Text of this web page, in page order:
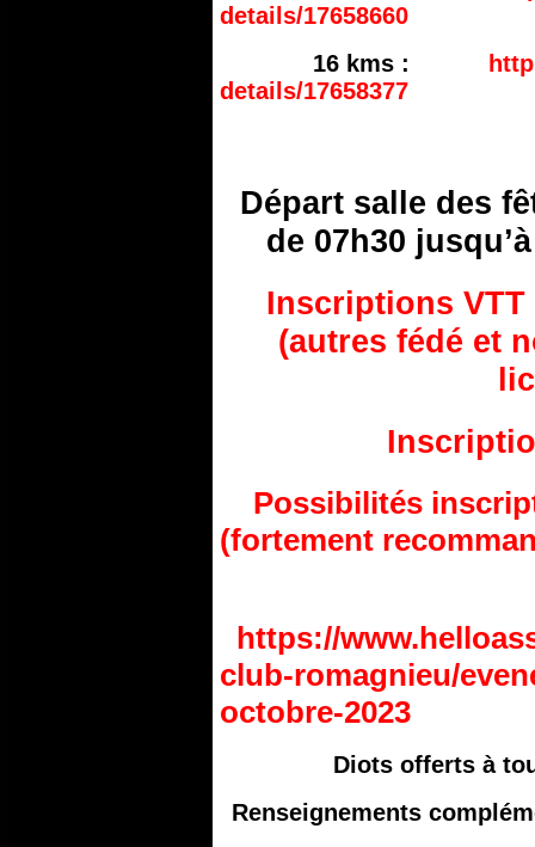
details/17658660
16 kms :
details/17658377
Départ salle des
de 07h30
Inscriptions VTT
(autres fédé et
Possibilités
(fortement
https://
club-romagnieu/
octobre-2023
Diots offerts à
Renseignements